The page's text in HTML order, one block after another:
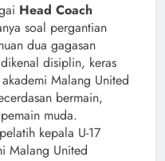
Head Coach
soal pergantian
dua gagasan
disiplin, keras
Malang United
bermain,
muda.
kepala U-17
Malang United